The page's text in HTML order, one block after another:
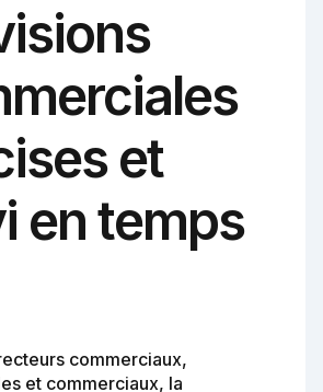
et
en temps
commerciaux,
et commerciaux, la